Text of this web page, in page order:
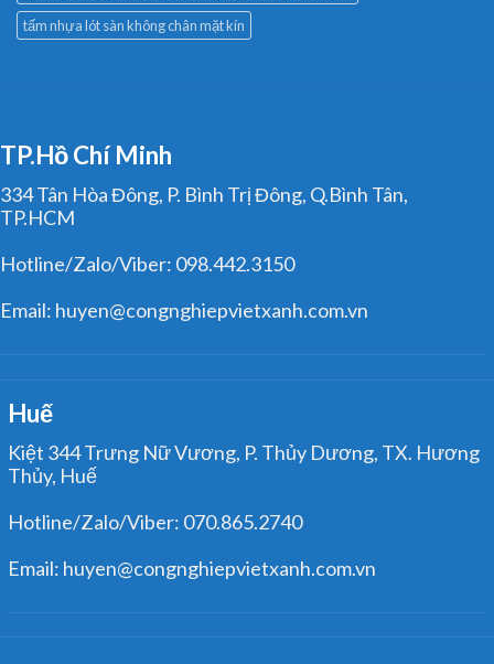
tấm nhựa lót sàn không chân mặt kín
TP.Hồ Chí Minh
334 Tân Hòa Đông, P. Bình Trị Đông, Q.Bình Tân,
TP.HCM
Hotline/Zalo/Viber: 098.442.3150
Email: huyen@congnghiepvietxanh.com.vn
Huế
Kiệt 344 Trưng Nữ Vương, P. Thủy Dương, TX. Hương
Thủy, Huế
Hotline/Zalo/Viber: 070.865.2740
Email: huyen@congnghiepvietxanh.com.vn